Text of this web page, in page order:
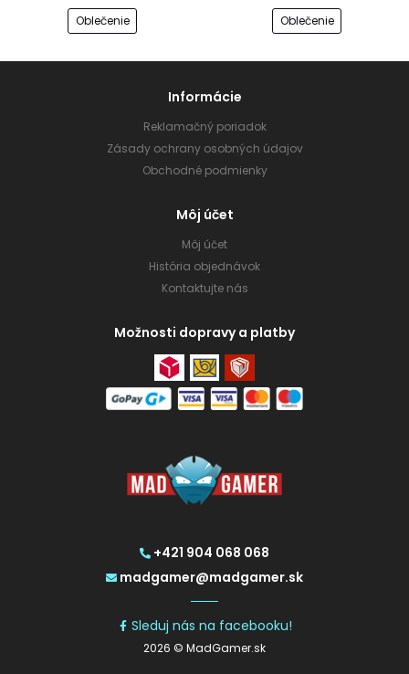
Oblečenie Oblečenie
+421 904 068 068
madgamer@madgamer.sk
Sleduj nás na facebooku!
2026 © MadGamer.sk
Informácie
Reklamačný poriadok
Zásady ochrany osobných údajov
Obchodné podmienky
Môj účet
Môj účet
História objednávok
Kontaktujte nás
Možnosti dopravy a platby